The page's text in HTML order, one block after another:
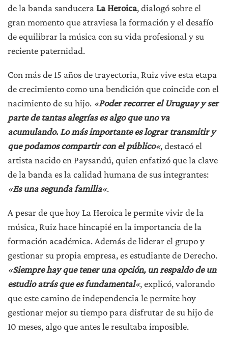
de la banda sanducera La Heroica, dialogó sobre el
gran momento que atraviesa la formación y el desafío
de equilibrar la música con su vida profesional y su
reciente paternidad.
Con más de 15 años de trayectoria, Ruiz vive esta etapa
de crecimiento como una bendición que coincide con el
nacimiento de su hijo. «Poder recorrer el Uruguay y ser
parte de tantas alegrías es algo que uno va
acumulando. Lo más importante es lograr transmitir y
que podamos compartir con el público«, destacó el
artista nacido en Paysandú, quien enfatizó que la clave
de la banda es la calidad humana de sus integrantes:
«Es una segunda familia«.
A pesar de que hoy La Heroica le permite vivir de la
música, Ruiz hace hincapié en la importancia de la
formación académica. Además de liderar el grupo y
gestionar su propia empresa, es estudiante de Derecho.
«Siempre hay que tener una opción, un respaldo de un
estudio atrás que es fundamental«, explicó, valorando
que este camino de independencia le permite hoy
gestionar mejor su tiempo para disfrutar de su hijo de
10 meses, algo que antes le resultaba imposible.